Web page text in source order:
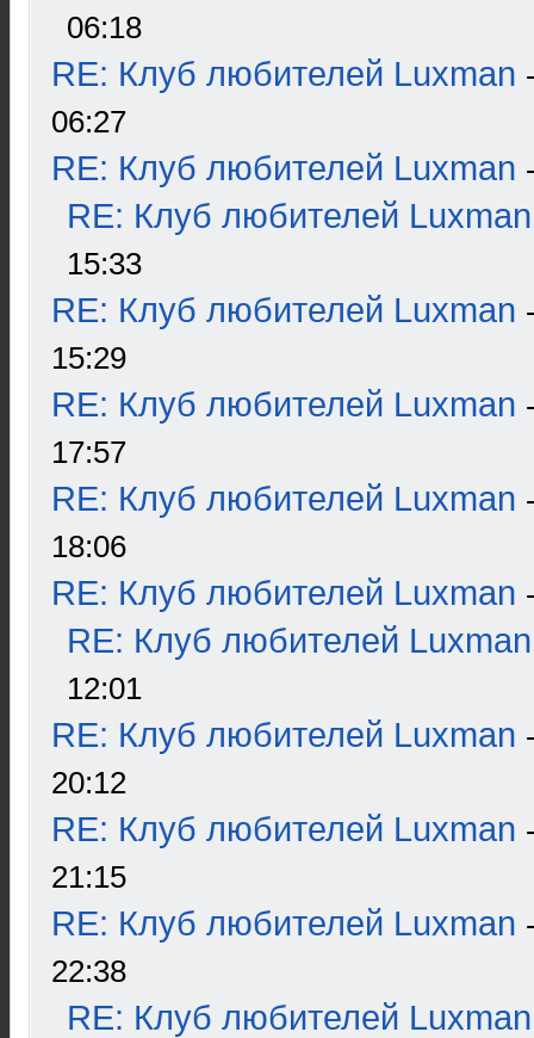
06:18
RE: Клуб любителей Luxman
06:27
RE: Клуб любителей Luxman
RE: Клуб любителей Luxman
15:33
RE: Клуб любителей Luxman
15:29
RE: Клуб любителей Luxman
17:57
RE: Клуб любителей Luxman
18:06
RE: Клуб любителей Luxman
RE: Клуб любителей Luxman
12:01
RE: Клуб любителей Luxman
20:12
RE: Клуб любителей Luxman
21:15
RE: Клуб любителей Luxman
22:38
RE: Клуб любителей Luxman